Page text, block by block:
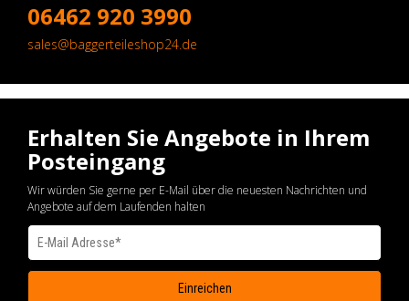
06462 920 3990
sales@baggerteileshop24.de
Erhalten Sie Angebote in Ihrem
Posteingang
Wir würden Sie gerne per E-Mail über die neuesten Nachrichten und
Angebote auf dem Laufenden halten